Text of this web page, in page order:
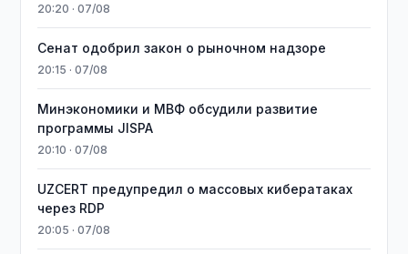
20:20 · 07/08
Сенат одобрил закон о рыночном надзоре
20:15 · 07/08
Минэкономики и МВФ обсудили развитие
программы JISPA
20:10 · 07/08
UZCERT предупредил о массовых кибератаках
через RDP
20:05 · 07/08